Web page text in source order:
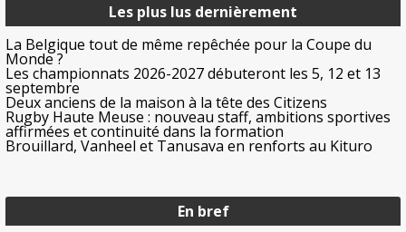
Les plus lus dernièrement
La Belgique tout de même repêchée pour la Coupe du
Monde ?
Les championnats 2026-2027 débuteront les 5, 12 et 13
septembre
Deux anciens de la maison à la tête des Citizens
Rugby Haute Meuse : nouveau staff, ambitions sportives
affirmées et continuité dans la formation
Brouillard, Vanheel et Tanusava en renforts au Kituro
En bref